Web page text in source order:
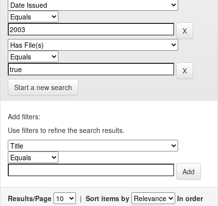
Start a new search
Add filters:
Use filters to refine the search results.
Results/Page | Sort items by
In order